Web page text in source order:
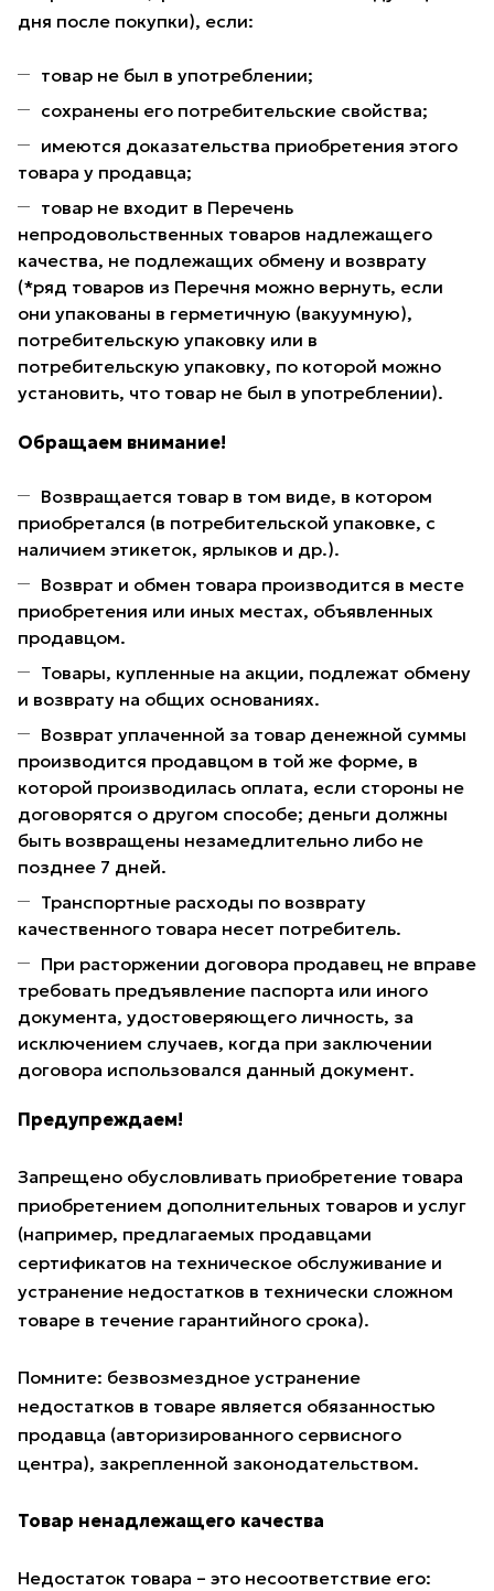
дня после покупки), если:
товар не был в употреблении;
сохранены его потребительские свойства;
имеются доказательства приобретения этого
товара у продавца;
товар не входит в Перечень
непродовольственных товаров надлежащего
качества, не подлежащих обмену и возврату
(*ряд товаров из Перечня можно вернуть, если
они упакованы в герметичную (вакуумную),
потребительскую упаковку или в
потребительскую упаковку, по которой можно
установить, что товар не был в употреблении).
Обращаем внимание!
Возвращается товар в том виде, в котором
приобретался (в потребительской упаковке, с
наличием этикеток, ярлыков и др.).
Возврат и обмен товара производится в месте
приобретения или иных местах, объявленных
продавцом.
Товары, купленные на акции, подлежат обмену
и возврату на общих основаниях.
Возврат уплаченной за товар денежной суммы
производится продавцом в той же форме, в
которой производилась оплата, если стороны не
договорятся о другом способе; деньги должны
быть возвращены незамедлительно либо не
позднее 7 дней.
Транспортные расходы по возврату
качественного товара несет потребитель.
При расторжении договора продавец не вправе
требовать предъявление паспорта или иного
документа, удостоверяющего личность, за
исключением случаев, когда при заключении
договора использовался данный документ.
Предупреждаем!
Запрещено обусловливать приобретение товара
приобретением дополнительных товаров и услуг
(например, предлагаемых продавцами
сертификатов на техническое обслуживание и
устранение недостатков в технически сложном
товаре в течение гарантийного срока).
Помните: безвозмездное устранение
недостатков в товаре является обязанностью
продавца (авторизированного сервисного
центра), закрепленной законодательством.
Товар ненадлежащего качества
Недостаток товара – это несоответствие его: